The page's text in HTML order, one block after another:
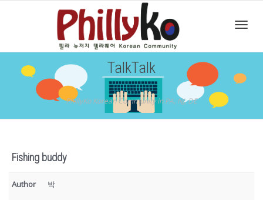
TalkTalk
PhillyKo Korean Community in PA, NJ, DE
Fishing buddy
Author 박